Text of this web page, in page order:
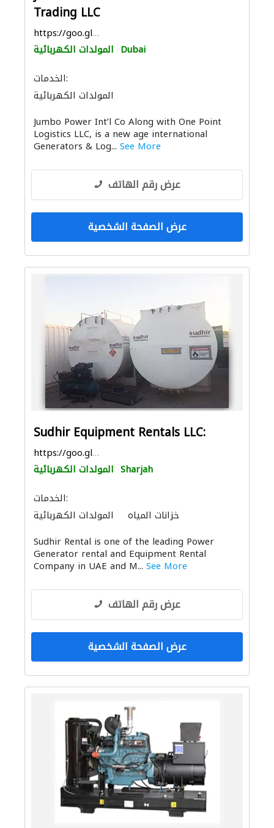
Trading LLC
https://goo.gl/maps/5mK8nDhGbr3usHKr9
المولدات الكهربائية Dubai
الخدمات:
المولدات الكهربائية
Jumbo Power Int’l Co Along with One Point
Logistics LLC, is a new age international
Generators & Log... See More
عرض رقم الهاتف
عرض الصفحة الشخصية
Sudhir Equipment Rentals LLC:
https://goo.gl/maps/oF8KMAZ79SNynbFD7
المولدات الكهربائية Sharjah
الخدمات:
المولدات الكهربائية
خزانات المياه
Sudhir Rental is one of the leading Power
Generator rental and Equipment Rental
Company in UAE and M... See More
عرض رقم الهاتف
عرض الصفحة الشخصية